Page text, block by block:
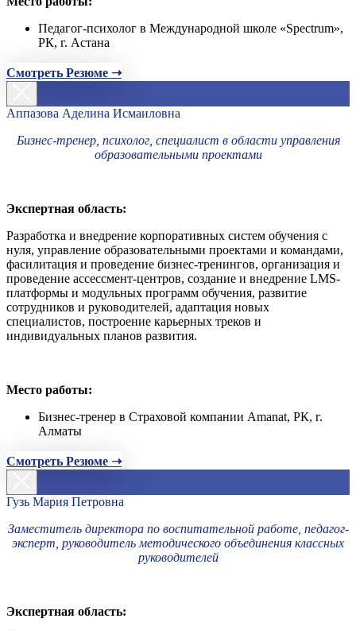
Педагог-психолог в Международной школе «Spectrum»,
РК, г. Астана
Смотреть Резюме ➝
Аппазова Аделина Исмаиловна
Бизнес-тренер, психолог, специалист в области управления
образовательными проектами
Экспертная область:
Разработка и внедрение корпоративных систем обучения с
нуля, управление образовательными проектами и командами,
фасилитация и проведение бизнес-тренингов, организация и
проведение ассессмент-центров, создание и внедрение LMS-
платформы и модульных программ обучения, развитие
сотрудников и руководителей, адаптация новых
специалистов, построение карьерных треков и
индивидуальных планов развития.
Место работы:
Бизнес-тренер в Страховой компании Amanat, РК, г.
Алматы
Смотреть Резюме ➝
Гузь Мария Петровна
Заместитель директора по воспитательной работе, педагог-
эксперт, руководитель методического объединения классных
руководителей
Экспертная область: